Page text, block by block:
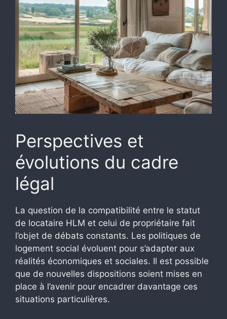
Perspectives et
évolutions du cadre
légal
La question de la compatibilité entre le statut
de locataire HLM et celui de propriétaire fait
l’objet de débats constants. Les politiques de
logement social évoluent pour s’adapter aux
réalités économiques et sociales. Il est possible
que de nouvelles dispositions soient mises en
place à l’avenir pour encadrer davantage ces
situations particulières.